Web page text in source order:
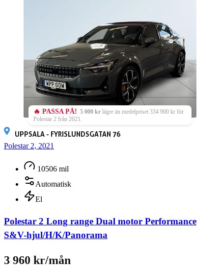
🔥 PASSA PÅ! 5 000 kr lägre än medelpriset 334 900 kr för
Polestar 2 från 2021.
UPPSALA - FYRISLUNDSGATAN 76
Polestar 2, 2021
10506 mil
Automatisk
El
Polestar 2 Long range Dual motor Performance
S&V-hjul/H/K/Panorama
3 960 kr/mån